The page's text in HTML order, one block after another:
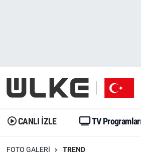
CANLI İZLE TV
FOTO GALERI TREND
Gündem
Dünya
Gündem
Trend
İstanbul Namaz Vakitleri
Trafik Durumu